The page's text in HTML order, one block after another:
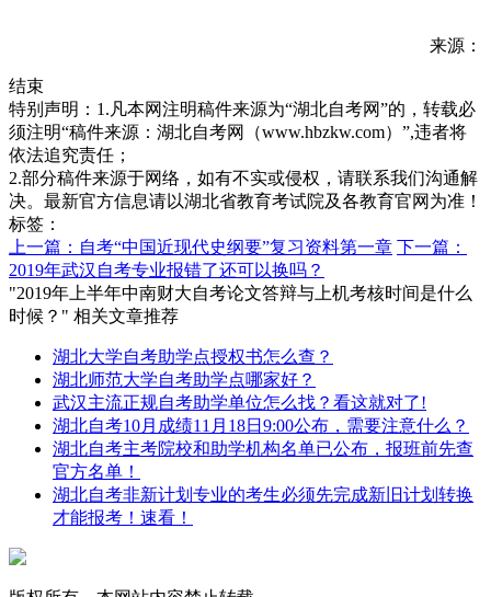
来源：
结束
特别声明：1.凡本网注明稿件来源为“湖北自考网”的，转载必
须注明“稿件来源：湖北自考网（www.hbzkw.com）”,违者将
依法追究责任；
2.部分稿件来源于网络，如有不实或侵权，请联系我们沟通解
决。最新官方信息请以湖北省教育考试院及各教育官网为准！
标签：
上一篇：自考“中国近现代史纲要”复习资料第一章 下一篇：
2019年武汉自考专业报错了还可以换吗？
"2019年上半年中南财大自考论文答辩与上机考核时间是什么
时候？" 相关文章推荐
湖北大学自考助学点授权书怎么查？
湖北师范大学自考助学点哪家好？
武汉主流正规自考助学单位怎么找？看这就对了!
湖北自考10月成绩11月18日9:00公布，需要注意什么？
湖北自考主考院校和助学机构名单已公布，报班前先查
官方名单！
湖北自考非新计划专业的考生必须先完成新旧计划转换
才能报考！速看！